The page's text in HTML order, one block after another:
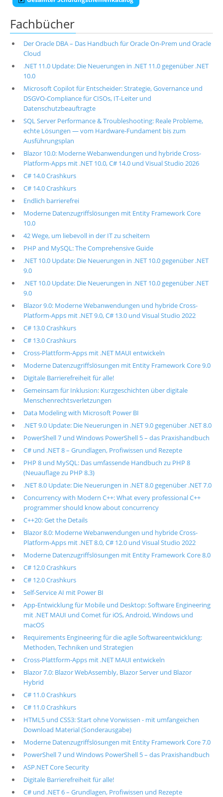
Fachbücher
Der Oracle DBA – Das Handbuch für Oracle On-Prem und Oracle
Cloud
.NET 11.0 Update: Die Neuerungen in .NET 11.0 gegenüber .NET
10.0
Microsoft Copilot für Entscheider: Strategie, Governance und
DSGVO-Compliance für CISOs, IT-Leiter und
Datenschutzbeauftragte
SQL Server Performance & Troubleshooting: Reale Probleme,
echte Lösungen — vom Hardware-Fundament bis zum
Ausführungsplan
Blazor 10.0: Moderne Webanwendungen und hybride Cross-
Platform-Apps mit .NET 10.0, C# 14.0 und Visual Studio 2026
C# 14.0 Crashkurs
C# 14.0 Crashkurs
Endlich barrierefrei
Moderne Datenzugriffslösungen mit Entity Framework Core
10.0
42 Wege, um liebevoll in der IT zu scheitern
PHP and MySQL: The Comprehensive Guide
.NET 10.0 Update: Die Neuerungen in .NET 10.0 gegenüber .NET
9.0
.NET 10.0 Update: Die Neuerungen in .NET 10.0 gegenüber .NET
9.0
Blazor 9.0: Moderne Webanwendungen und hybride Cross-
Platform-Apps mit .NET 9.0, C# 13.0 und Visual Studio 2022
C# 13.0 Crashkurs
C# 13.0 Crashkurs
Cross-Plattform-Apps mit .NET MAUI entwickeln
Moderne Datenzugriffslösungen mit Entity Framework Core 9.0
Digitale Barrierefreiheit für alle!
Gemeinsam für Inklusion: Kurzgeschichten über digitale
Menschenrechtsverletzungen
Data Modeling with Microsoft Power BI
.NET 9.0 Update: Die Neuerungen in .NET 9.0 gegenüber .NET 8.0
PowerShell 7 und Windows PowerShell 5 – das Praxishandbuch
C# und .NET 8 – Grundlagen, Profiwissen und Rezepte
PHP 8 und MySQL: Das umfassende Handbuch zu PHP 8
(Neuauflage zu PHP 8.3)
.NET 8.0 Update: Die Neuerungen in .NET 8.0 gegenüber .NET 7.0
Concurrency with Modern C++: What every professional C++
programmer should know about concurrency
C++20: Get the Details
Blazor 8.0: Moderne Webanwendungen und hybride Cross-
Platform-Apps mit .NET 8.0, C# 12.0 und Visual Studio 2022
Moderne Datenzugriffslösungen mit Entity Framework Core 8.0
C# 12.0 Crashkurs
C# 12.0 Crashkurs
Self-Service AI mit Power BI
App-Entwicklung für Mobile und Desktop: Software Engineering
mit .NET MAUI und Comet für iOS, Android, Windows und
macOS
Requirements Engineering für die agile Softwareentwicklung:
Methoden, Techniken und Strategien
Cross-Plattform-Apps mit .NET MAUI entwickeln
Blazor 7.0: Blazor WebAssembly, Blazor Server und Blazor
Hybrid
C# 11.0 Crashkurs
C# 11.0 Crashkurs
HTML5 und CSS3: Start ohne Vorwissen - mit umfangeichen
Download Material (Sonderausgabe)
Moderne Datenzugriffslösungen mit Entity Framework Core 7.0
PowerShell 7 und Windows PowerShell 5 – das Praxishandbuch
ASP.NET Core Security
Digitale Barrierefreiheit für alle!
C# und .NET 6 – Grundlagen, Profiwissen und Rezepte